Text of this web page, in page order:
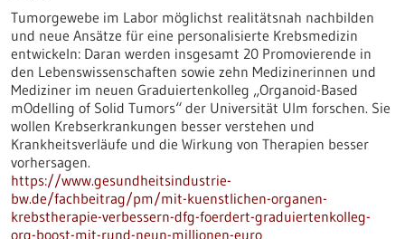
Tumorgewebe im Labor möglichst realitätsnah nachbilden
und neue Ansätze für eine personalisierte Krebsmedizin
entwickeln: Daran werden insgesamt 20 Promovierende in
den Lebenswissenschaften sowie zehn Medizinerinnen und
Mediziner im neuen Graduiertenkolleg „Organoid-Based
mOdelling of Solid Tumors“ der Universität Ulm forschen. Sie
wollen Krebserkrankungen besser verstehen und
Krankheitsverläufe und die Wirkung von Therapien besser
vorhersagen.
https://www.gesundheitsindustrie-
bw.de/fachbeitrag/pm/mit-kuenstlichen-organen-
krebstherapie-verbessern-dfg-foerdert-graduiertenkolleg-
org-boost-mit-rund-neun-millionen-euro